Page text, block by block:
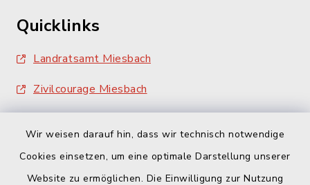
Wir weisen darauf hin, dass wir technisch notwendige
Cookies einsetzen, um eine optimale Darstellung unserer
Website zu ermöglichen. Die Einwilligung zur Nutzung
Quicklinks
Landratsamt Miesbach
Zivilcourage Miesbach